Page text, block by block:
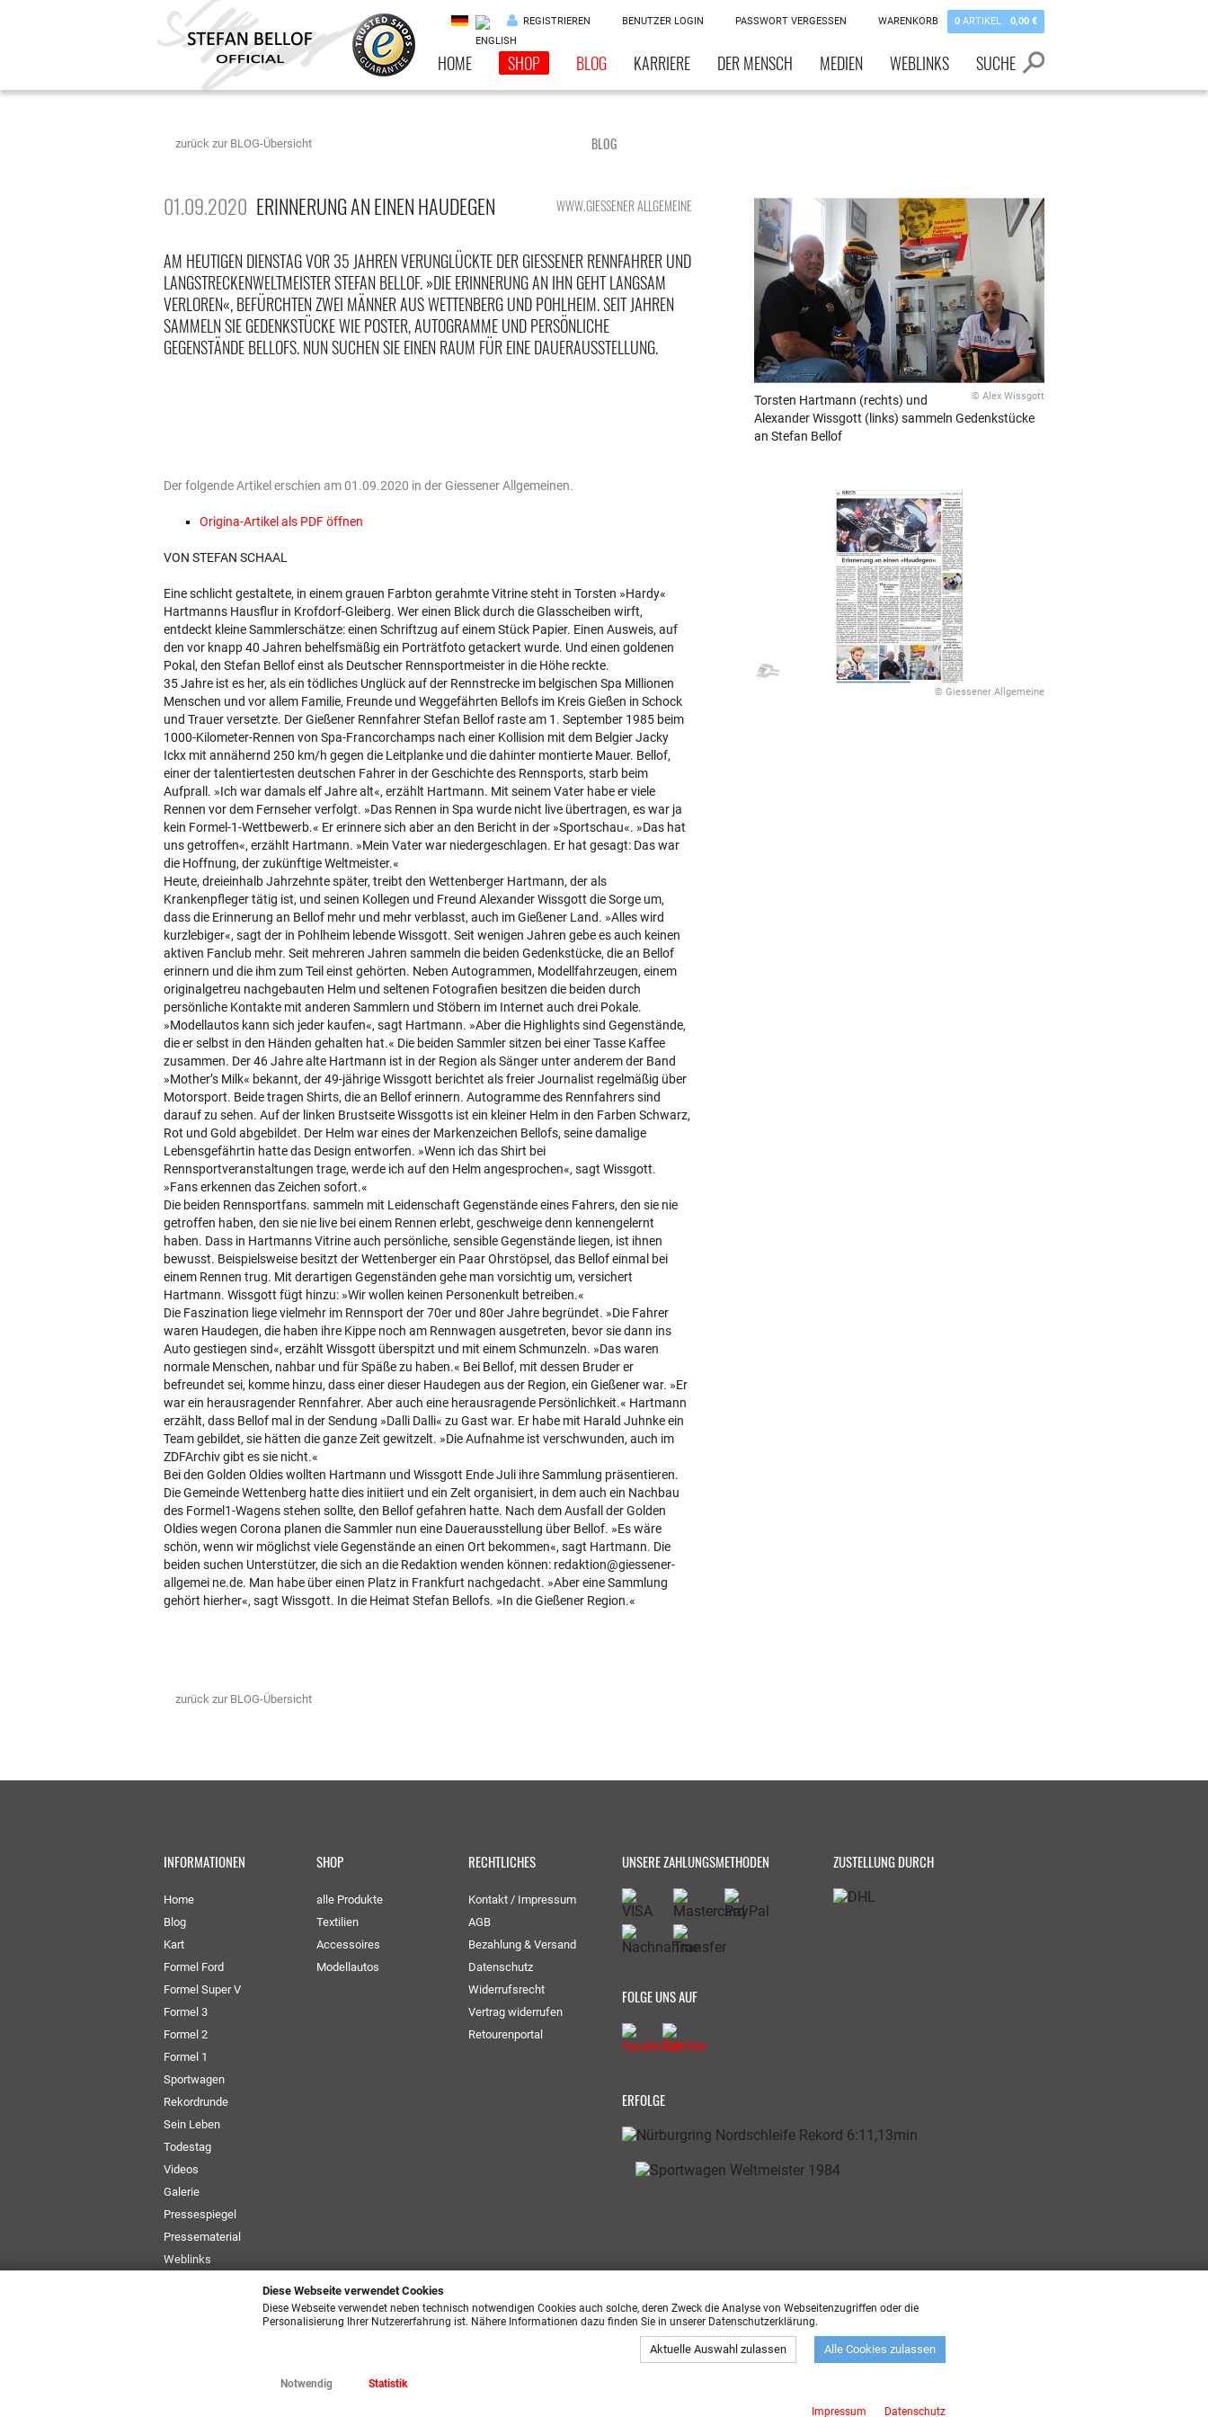
REGISTRIEREN BENUTZER LOGIN PASSWORT VERGESSEN WARENKORB 0 ARTIKEL 0,00 €
HOME SHOP BLOG KARRIERE DER MENSCH MEDIEN WEBLINKS SUCHE
zurück zur BLOG-Übersicht BLOG
01.09.2020 ERINNERUNG AN EINEN HAUDEGEN WWW.GIESSENER ALLGEMEINE
AM HEUTIGEN DIENSTAG VOR 35 JAHREN VERUNGLÜCKTE DER GIESSENER RENNFAHRER UND L
ANGSTRECKENWELTMEISTER STEFAN BELLOF. »DIE ERINNERUNG AN IHN GEHT LANGSAM V
ERLOREN«, BEFÜRCHTEN ZWEI MÄNNER AUS WETTENBERG UND POHLHEIM. SEIT JAHREN S
AMMELN SIE GEDENKSTÜCKE WIE POSTER, AUTOGRAMME UND PERSÖNLICHE G
EGENSTÄNDE BELLOFS. NUN SUCHEN SIE EINEN RAUM FÜR EINE DAUERAUSSTELLUNG.
© Alex Wissgott
Torsten Hartmann (rechts) und
Alexander Wissgott (links) sammeln Gedenkstücke
an Stefan Bellof
Der folgende Artikel erschien am 01.09.2020 in der Giessener Allgemeinen.
Origina-Artikel als PDF öffnen
VON STEFAN SCHAAL
Eine schlicht gestaltete, in einem grauen Farbton gerahmte Vitrine steht in Torsten »Hardy«
Hartmanns Hausflur in Krofdorf-Gleiberg. Wer einen Blick durch die Glasscheiben wirft,
entdeckt kleine Sammlerschätze: einen Schriftzug auf einem Stück Papier. Einen Ausweis, auf
den vor knapp 40 Jahren behelfsmäßig ein Porträtfoto getackert wurde. Und einen goldenen
Pokal, den Stefan Bellof einst als Deutscher Rennsportmeister in die Höhe reckte.
35 Jahre ist es her, als ein tödliches Unglück auf der Rennstrecke im belgischen Spa Millionen
Menschen und vor allem Familie, Freunde und Weggefährten Bellofs im Kreis Gießen in Schock
und Trauer versetzte. Der Gießener Rennfahrer Stefan Bellof raste am 1. September 1985 beim
1000-Kilometer-Rennen von Spa-Francorchamps nach einer Kollision mit dem Belgier Jacky
Ickx mit annähernd 250 km/h gegen die Leitplanke und die dahinter montierte Mauer. Bellof,
einer der talentiertesten deutschen Fahrer in der Geschichte des Rennsports, starb beim
Aufprall. »Ich war damals elf Jahre alt«, erzählt Hartmann. Mit seinem Vater habe er viele
Rennen vor dem Fernseher verfolgt. »Das Rennen in Spa wurde nicht live übertragen, es war ja
kein Formel-1-Wettbewerb.« Er erinnere sich aber an den Bericht in der »Sportschau«. »Das hat
uns getroffen«, erzählt Hartmann. »Mein Vater war niedergeschlagen. Er hat gesagt: Das war
die Hoffnung, der zukünftige Weltmeister.«
Heute, dreieinhalb Jahrzehnte später, treibt den Wettenberger Hartmann, der als
Krankenpfleger tätig ist, und seinen Kollegen und Freund Alexander Wissgott die Sorge um,
dass die Erinnerung an Bellof mehr und mehr verblasst, auch im Gießener Land. »Alles wird
kurzlebiger«, sagt der in Pohlheim lebende Wissgott. Seit wenigen Jahren gebe es auch keinen
aktiven Fanclub mehr. Seit mehreren Jahren sammeln die beiden Gedenkstücke, die an Bellof
erinnern und die ihm zum Teil einst gehörten. Neben Autogrammen, Modellfahrzeugen, einem
originalgetreu nachgebauten Helm und seltenen Fotografien besitzen die beiden durch
persönliche Kontakte mit anderen Sammlern und Stöbern im Internet auch drei Pokale.
»Modellautos kann sich jeder kaufen«, sagt Hartmann. »Aber die Highlights sind Gegenstände,
die er selbst in den Händen gehalten hat.« Die beiden Sammler sitzen bei einer Tasse Kaffee
zusammen. Der 46 Jahre alte Hartmann ist in der Region als Sänger unter anderem der Band
»Mother’s Milk« bekannt, der 49-jährige Wissgott berichtet als freier Journalist regelmäßig über
Motorsport. Beide tragen Shirts, die an Bellof erinnern. Autogramme des Rennfahrers sind
darauf zu sehen. Auf der linken Brustseite Wissgotts ist ein kleiner Helm in den Farben Schwarz,
Rot und Gold abgebildet. Der Helm war eines der Markenzeichen Bellofs, seine damalige
Lebensgefährtin hatte das Design entworfen. »Wenn ich das Shirt bei
Rennsportveranstaltungen trage, werde ich auf den Helm angesprochen«, sagt Wissgott.
»Fans erkennen das Zeichen sofort.«
Die beiden Rennsportfans. sammeln mit Leidenschaft Gegenstände eines Fahrers, den sie nie
getroffen haben, den sie nie live bei einem Rennen erlebt, geschweige denn kennengelernt
haben. Dass in Hartmanns Vitrine auch persönliche, sensible Gegenstände liegen, ist ihnen
bewusst. Beispielsweise besitzt der Wettenberger ein Paar Ohrstöpsel, das Bellof einmal bei
einem Rennen trug. Mit derartigen Gegenständen gehe man vorsichtig um, versichert
Hartmann. Wissgott fügt hinzu: »Wir wollen keinen Personenkult betreiben.«
Die Faszination liege vielmehr im Rennsport der 70er und 80er Jahre begründet. »Die Fahrer
waren Haudegen, die haben ihre Kippe noch am Rennwagen ausgetreten, bevor sie dann ins
Auto gestiegen sind«, erzählt Wissgott überspitzt und mit einem Schmunzeln. »Das waren
normale Menschen, nahbar und für Späße zu haben.« Bei Bellof, mit dessen Bruder er
befreundet sei, komme hinzu, dass einer dieser Haudegen aus der Region, ein Gießener war. »Er
war ein herausragender Rennfahrer. Aber auch eine herausragende Persönlichkeit.« Hartmann
erzählt, dass Bellof mal in der Sendung »Dalli Dalli« zu Gast war. Er habe mit Harald Juhnke ein
Team gebildet, sie hätten die ganze Zeit gewitzelt. »Die Aufnahme ist verschwunden, auch im
ZDFArchiv gibt es sie nicht.«
Bei den Golden Oldies wollten Hartmann und Wissgott Ende Juli ihre Sammlung präsentieren.
Die Gemeinde Wettenberg hatte dies initiiert und ein Zelt organisiert, in dem auch ein Nachbau
des Formel1-Wagens stehen sollte, den Bellof gefahren hatte. Nach dem Ausfall der Golden
Oldies wegen Corona planen die Sammler nun eine Dauerausstellung über Bellof. »Es wäre
schön, wenn wir möglichst viele Gegenstände an einen Ort bekommen«, sagt Hartmann. Die
beiden suchen Unterstützer, die sich an die Redaktion wenden können: redaktion@giessener-
allgemei ne.de. Man habe über einen Platz in Frankfurt nachgedacht. »Aber eine Sammlung
gehört hierher«, sagt Wissgott. In die Heimat Stefan Bellofs. »In die Gießener Region.«
© Giessener Allgemeine
zurück zur BLOG-Übersicht
INFORMATIONEN
Home
Blog
Kart
Formel Ford
Formel Super V
Formel 3
Formel 2
Formel 1
Sportwagen
Rekordrunde
Sein Leben
Todestag
Videos
Galerie
Pressespiegel
Pressematerial
Weblinks
SHOP
alle Produkte
Textilien
Accessoires
Modellautos
RECHTLICHES
Kontakt / Impressum
AGB
Bezahlung & Versand
Datenschutz
Widerrufsrecht
Vertrag widerrufen
Retourenportal
UNSERE ZAHLUNGSMETHODEN ZUSTELLUNG DURCH
FOLGE UNS AUF
ERFOLGE
© 2026 ck-Merchandising GmbH | Alle Rechte vorbehalten | * Preisangaben inkl. gesetzliche MwSt. zzgl.Versandkosten
Diese Webseite verwendet Cookies
Diese Webseite verwendet neben technisch notwendigen Cookies auch solche, deren Zweck die Analyse von Webseitenzugriffen oder die
Personalisierung Ihrer Nutzererfahrung ist. Nähere Informationen dazu finden Sie in unserer Datenschutzerklärung.
Aktuelle Auswahl zulassen Alle Cookies zulassen
Notwendig Statistik
Impressum Datenschutz